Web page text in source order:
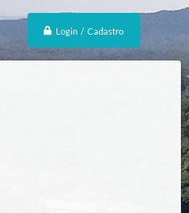
Login / Cadastro